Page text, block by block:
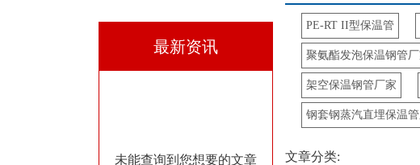
最新资讯
未能查询到您想要的文章
PE-RT II型保温管
聚氨酯发泡保温钢管
架空保温钢管厂家
钢套钢蒸汽直埋保温
文章分类: